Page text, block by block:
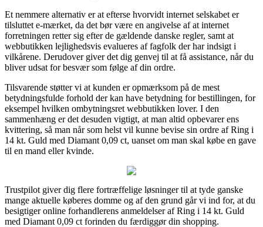
Et nemmere alternativ er at efterse hvorvidt internet selskabet er
tilsluttet e-mærket, da det bør være en angivelse af at internet
forretningen retter sig efter de gældende danske regler, samt at
webbutikken lejlighedsvis evalueres af fagfolk der har indsigt i
vilkårene. Derudover giver det dig genvej til at få assistance, når du
bliver udsat for besvær som følge af din ordre.
Tilsvarende støtter vi at kunden er opmærksom på de mest
betydningsfulde forhold der kan have betydning for bestillingen, for
eksempel hvilken ombytningsret webbutikken lover. I den
sammenhæng er det desuden vigtigt, at man altid opbevarer ens
kvittering, så man når som helst vil kunne bevise sin ordre af Ring i
14 kt. Guld med Diamant 0,09 ct, uanset om man skal købe en gave
til en mand eller kvinde.
Trustpilot giver dig flere fortræffelige løsninger til at tyde ganske
mange aktuelle køberes domme og af den grund går vi ind for, at du
besigtiger online forhandlerens anmeldelser af Ring i 14 kt. Guld
med Diamant 0,09 ct forinden du færdiggør din shopping.